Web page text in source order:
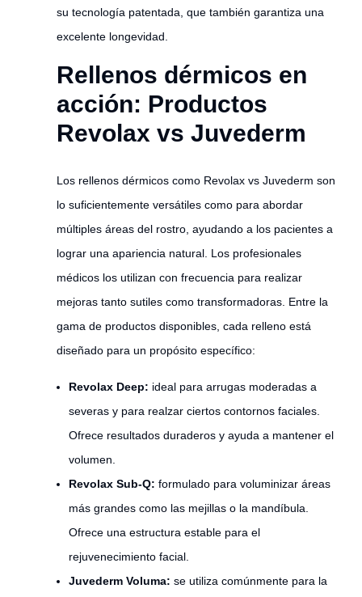
su tecnología patentada, que también garantiza una
excelente longevidad.
Rellenos dérmicos en
acción: Productos
Revolax vs Juvederm
Los rellenos dérmicos como Revolax vs Juvederm son
lo suficientemente versátiles como para abordar
múltiples áreas del rostro, ayudando a los pacientes a
lograr una apariencia natural. Los profesionales
médicos los utilizan con frecuencia para realizar
mejoras tanto sutiles como transformadoras. Entre la
gama de productos disponibles, cada relleno está
diseñado para un propósito específico:
Revolax Deep: ideal para arrugas moderadas a
severas y para realzar ciertos contornos faciales.
Ofrece resultados duraderos y ayuda a mantener el
volumen.
Revolax Sub-Q: formulado para voluminizar áreas
más grandes como las mejillas o la mandíbula.
Ofrece una estructura estable para el
rejuvenecimiento facial.
Juvederm Voluma: se utiliza comúnmente para la